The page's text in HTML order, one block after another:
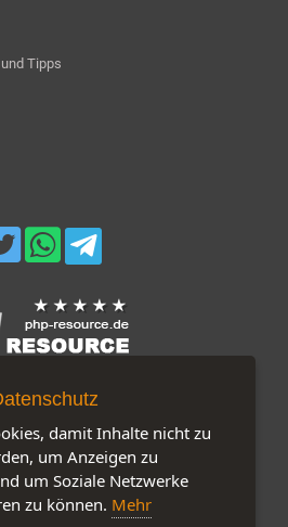
Tipps
Seite: 188
damit Inhalte nicht zu
um Anzeigen zu
um Soziale Netzwerke
zu können. Mehr